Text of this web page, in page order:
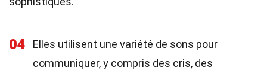
04
Elles utilisent une variété de sons pour
communiquer, y compris des cris, des